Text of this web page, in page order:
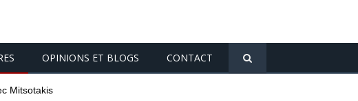
OPINIONS ET BLOGS CONTACT
Mitsotakis